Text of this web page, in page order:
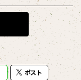
ポスト